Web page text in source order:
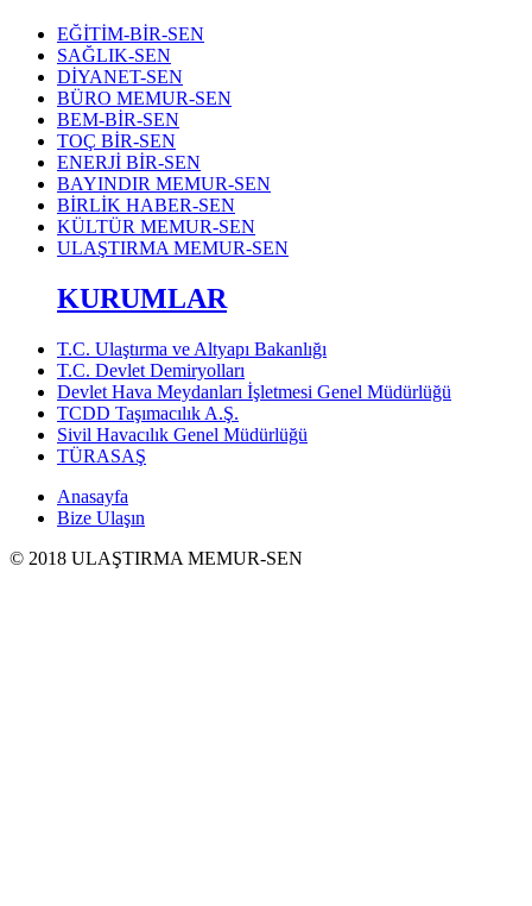
EĞİTİM-BİR-SEN
SAĞLIK-SEN
DİYANET-SEN
BÜRO MEMUR-SEN
BEM-BİR-SEN
TOÇ BİR-SEN
ENERJİ BİR-SEN
BAYINDIR MEMUR-SEN
BİRLİK HABER-SEN
KÜLTÜR MEMUR-SEN
ULAŞTIRMA MEMUR-SEN
KURUMLAR
T.C. Ulaştırma ve Altyapı Bakanlığı
T.C. Devlet Demiryolları
Devlet Hava Meydanları İşletmesi Genel Müdürlüğü
TCDD Taşımacılık A.Ş.
Sivil Havacılık Genel Müdürlüğü
TÜRASAŞ
Anasayfa
Bize Ulaşın
© 2018 ULAŞTIRMA MEMUR-SEN